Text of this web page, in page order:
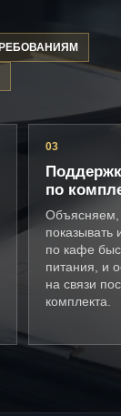
03
по
Объясняем,
показывать
по кафе
питания, и
на связи
комплекта.